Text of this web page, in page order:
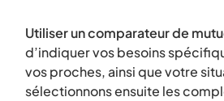
Utiliser un comparateur de
d’indiquer vos besoins
vos proches, ainsi que votre
sélectionnons ensuite les